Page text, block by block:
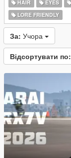
HAIR
EYES
LORE FRIENDLY
За: Учора
Відсортувати по: